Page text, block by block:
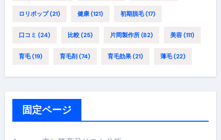
ロリポップ(21) 健康(121) 初期脱毛(17)
口コミ (24) 比較(25) 片岡製作所(82) 美容(111)
育毛(19) 育毛剤 (74) 育毛効果(21) 薄毛(22)
固定ページ